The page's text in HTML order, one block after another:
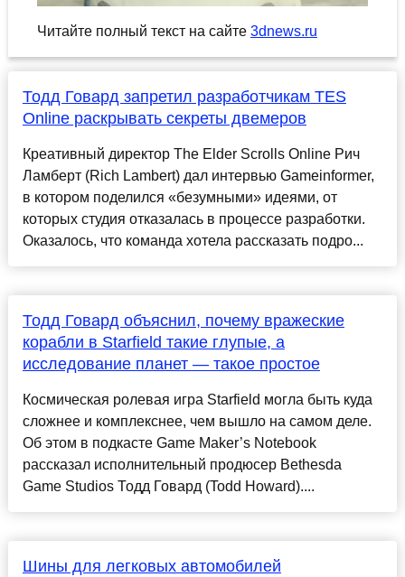
Читайте полный текст на сайте 3dnews.ru
Тодд Говард запретил разработчикам TES
Online раскрывать секреты двемеров
Креативный директор The Elder Scrolls Online Рич
Ламберт (Rich Lambert) дал интервью Gameinformer,
в котором поделился «безумными» идеями, от
которых студия отказалась в процессе разработки.
Оказалось, что команда хотела рассказать подро...
Тодд Говард объяснил, почему вражеские
корабли в Starfield такие глупые, а
исследование планет — такое простое
Космическая ролевая игра Starfield могла быть куда
сложнее и комплекснее, чем вышло на самом деле.
Об этом в подкасте Game Maker’s Notebook
рассказал исполнительный продюсер Bethesda
Game Studios Тодд Говард (Todd Howard)....
Шины для легковых автомобилей